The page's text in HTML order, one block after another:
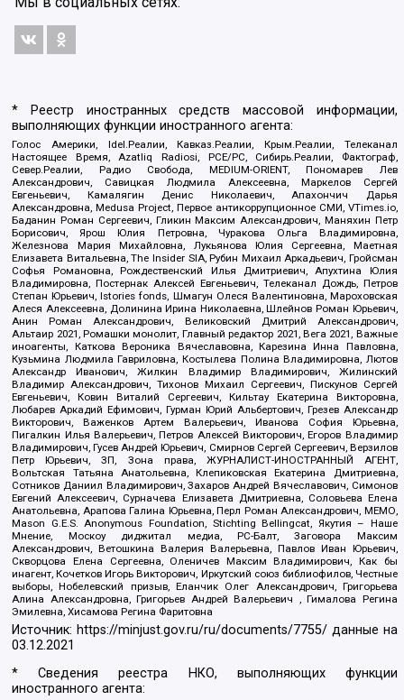
* Реестр иностранных средств массовой информации,
выполняющих функции иностранного агента:
Голос Америки, Idel.Реалии, Кавказ.Реалии, Крым.Реалии, Телеканал
Настоящее Время, Azatliq Radiosi, PCE/PC, Сибирь.Реалии, Фактограф,
Север.Реалии, Радио Свобода, MEDIUM-ORIENT, Пономарев Лев
Александрович, Савицкая Людмила Алексеевна, Маркелов Сергей
Евгеньевич, Камалягин Денис Николаевич, Апахончич Дарья
Александровна, Medusa Project, Первое антикоррупционное СМИ, VTimes.io,
Баданин Роман Сергеевич, Гликин Максим Александрович, Маняхин Петр
Борисович, Ярош Юлия Петровна, Чуракова Ольга Владимировна,
Железнова Мария Михайловна, Лукьянова Юлия Сергеевна, Маетная
Елизавета Витальевна, The Insider SIA, Рубин Михаил Аркадьевич, Гройсман
Софья Романовна, Рождественский Илья Дмитриевич, Апухтина Юлия
Владимировна, Постернак Алексей Евгеньевич, Телеканал Дождь, Петров
Степан Юрьевич, Istories fonds, Шмагун Олеся Валентиновна, Мароховская
Алеся Алексеевна, Долинина Ирина Николаевна, Шлейнов Роман Юрьевич,
Анин Роман Александрович, Великовский Дмитрий Александрович,
Альтаир 2021, Ромашки монолит, Главный редактор 2021, Вега 2021, Важные
иноагенты, Каткова Вероника Вячеславовна, Карезина Инна Павловна,
Кузьмина Людмила Гавриловна, Костылева Полина Владимировна, Лютов
Александр Иванович, Жилкин Владимир Владимирович, Жилинский
Владимир Александрович, Тихонов Михаил Сергеевич, Пискунов Сергей
Евгеньевич, Ковин Виталий Сергеевич, Кильтау Екатерина Викторовна,
Любарев Аркадий Ефимович, Гурман Юрий Альбертович, Грезев Александр
Викторович, Важенков Артем Валерьевич, Иванова София Юрьевна,
Пигалкин Илья Валерьевич, Петров Алексей Викторович, Егоров Владимир
Владимирович, Гусев Андрей Юрьевич, Смирнов Сергей Сергеевич, Верзилов
Петр Юрьевич, ЗП, Зона права, ЖУРНАЛИСТ-ИНОСТРАННЫЙ АГЕНТ,
Вольтская Татьяна Анатольевна, Клепиковская Екатерина Дмитриевна,
Сотников Даниил Владимирович, Захаров Андрей Вячеславович, Симонов
Евгений Алексеевич, Сурначева Елизавета Дмитриевна, Соловьева Елена
Анатольевна, Арапова Галина Юрьевна, Перл Роман Александрович, МЕМО,
Mason G.E.S. Anonymous Foundation, Stichting Bellingcat, Якутия – Наше
Мнение, Москоу диджитал медиа, РС-Балт, Заговора Максим
Александрович, Ветошкина Валерия Валерьевна, Павлов Иван Юрьевич,
Скворцова Елена Сергеевна, Оленичев Максим Владимирович, Как бы
инагент, Кочетков Игорь Викторович, Иркутский союз библиофилов, Честные
выборы, Нобелевский призыв, Еланчик Олег Александрович, Григорьева
Алина Александровна, Григорьев Андрей Валерьевич , Гималова Регина
Эмилевна, Хисамова Регина Фаритовна
Источник: https://minjust.gov.ru/ru/documents/7755/ данные на
03.12.2021
* Сведения реестра НКО, выполняющих функции
иностранного агента: